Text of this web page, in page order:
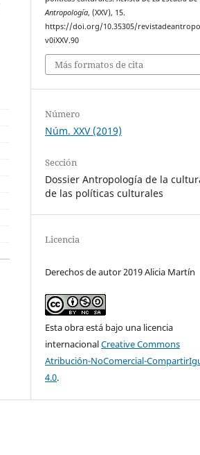
Antropología, (XXV), 15.
https://doi.org/10.35305/
v0iXXV.90
Más formatos de cita
Número
Núm. XXV (2019)
Sección
Dossier Antropología de la
de las políticas culturales
Licencia
Derechos de autor 2019 Alicia Martín
Esta obra está bajo una licencia
internacionalCreative Commons
Atribución-NoComercial-
4.0.